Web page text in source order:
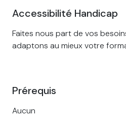
Accessibilité Handicap
Faites nous part de vos
adaptons au mieux votre
Prérequis
Aucun